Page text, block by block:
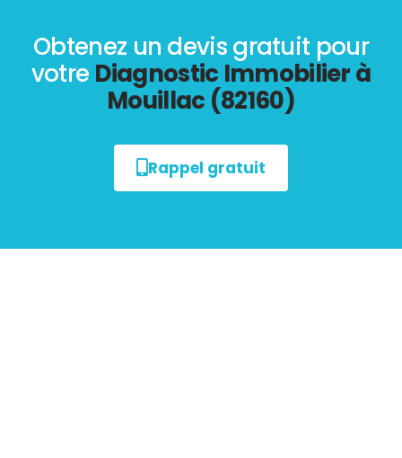
Obtenez un devis gratuit pour
votre Diagnostic Immobilier à
Mouillac (82160)
Rappel gratuit